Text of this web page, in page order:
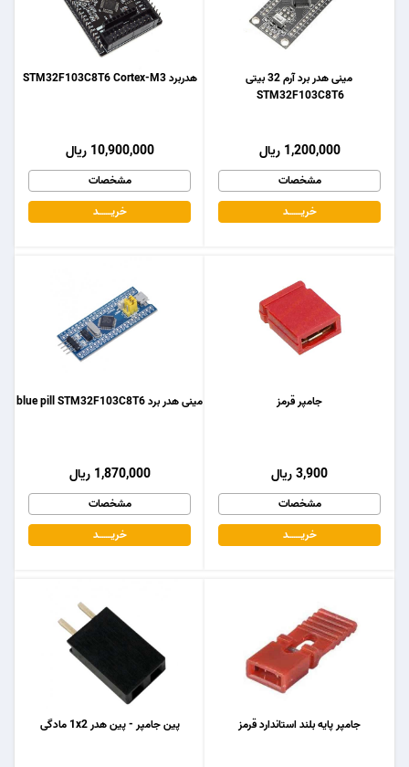
هدربرد STM32F103C8T6 Cortex-M3
10,900,000 ریال
مشخصات
خریـــــــد
مینی هدر برد آرم 32 بیتی
STM32F103C8T6
1,200,000 ریال
مشخصات
خریـــــــد
مینی هدر برد blue pill STM32F103C8T6
1,870,000 ریال
مشخصات
خریـــــــد
جامپر قرمز
3,900 ریال
مشخصات
خریـــــــد
پین جامپر - پین هدر 1x2 مادگی جامپر پایه بلند استاندارد قرمز